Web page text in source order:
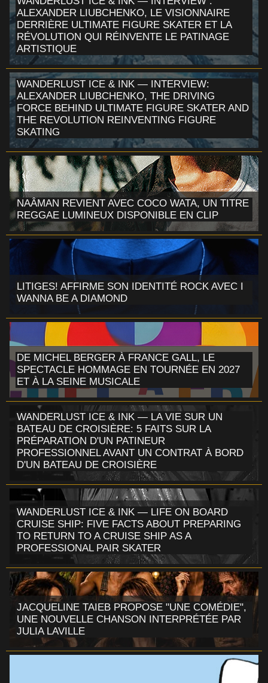
ALEXANDER LIUBCHENKO, LE VISIONNAIRE
DERRIÈRE ULTIMATE FIGURE SKATER ET LA
RÉVOLUTION QUI RÉINVENTE LE PATINAGE
ARTISTIQUE
WANDERLUST ICE & INK — INTERVIEW:
ALEXANDER LIUBCHENKO, THE DRIVING
FORCE BEHIND ULTIMATE FIGURE SKATER AND
THE REVOLUTION REINVENTING FIGURE
SKATING
NAÂMAN REVIENT AVEC COCO WATA, UN TITRE
REGGAE LUMINEUX DISPONIBLE EN CLIP
LITIGES! AFFIRME SON IDENTITÉ ROCK AVEC I
WANNA BE A DIAMOND
DE MICHEL BERGER À FRANCE GALL, LE
SPECTACLE HOMMAGE EN TOURNÉE EN 2027
ET À LA SEINE MUSICALE
WANDERLUST ICE & INK — LA VIE SUR UN
BATEAU DE CROISIÈRE: 5 FAITS SUR LA
PRÉPARATION D'UN PATINEUR
PROFESSIONNEL AVANT UN CONTRAT À BORD
D'UN BATEAU DE CROISIÈRE
WANDERLUST ICE & INK — LIFE ON BOARD
CRUISE SHIP: FIVE FACTS ABOUT PREPARING
TO RETURN TO A CRUISE SHIP AS A
PROFESSIONAL PAIR SKATER
JACQUELINE TAIEB PROPOSE "UNE COMÉDIE",
UNE NOUVELLE CHANSON INTERPRÉTÉE PAR
JULIA LAVILLE